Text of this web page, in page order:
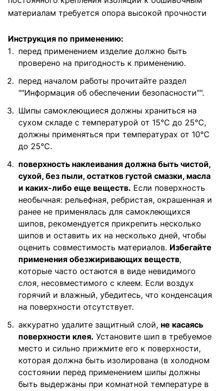
материалам требуется опора высокой прочности
Инструкция по применению:
перед применением изделие должно быть
проверено на пригодность к применению.
перед началом работы прочитайте раздел
""Информация об обеспечении безопасности"".
Шипы самоклеющиеся должны храниться на
сухом складе с температурой от 15°С до 25°С,
должны применяться при температурах от 10°С
до 25°С.
поверхность наклеивания должна быть чистой,
сухой, без пыли, остатков густой смазки, масла
и каких-либо еще веществ. Если поверхность
необычная: рельефная, ребристая, окрашенная и
ранее не применялась для самоклеющихся
шипов, рекомендуется прикрепить несколько
шипов и оставить их на несколько дней, чтобы
оценить совместимость материалов. Избегайте
применения обезжиривающих веществ,
которые часто остаются в виде невидимого
слоя, несовместимого с клеем. Если воздух
горячий и влажный, убедитесь, что конденсация
на поверхности отсутствует.
аккуратно удалите защитный слой, не касаясь
поверхности клея. Установите шип в требуемое
место и сильно прижмите его к поверхности,
которая должна быть изолирована (в холодном
состоянии перед применением шипы должны
быть выдержаны при комнатной температуре в